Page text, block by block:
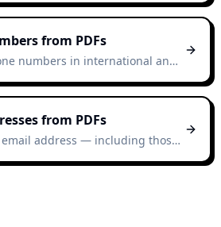
from PDFs
numbers in international and
from PDFs
email address — including those